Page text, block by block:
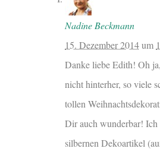
Nadine Beckmann
15. Dezember 2014um
Danke liebe Edith! Oh
nicht hinterher, so viele
tollen
Dir auch wunderbar! Ich
silbernen Dekoartikel